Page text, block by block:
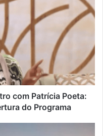
com Patrícia Poeta:
do Programa